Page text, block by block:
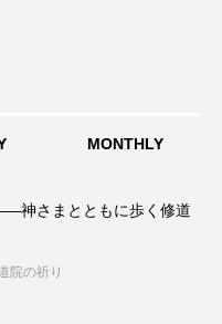
MONTHLY
神さまとともに歩く修道
院の祈り